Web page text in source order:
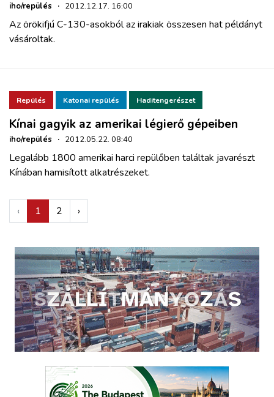
iho/repülés · 2012.12.17. 16:00
Az örökifjú C-130-asokból az irakiak összesen hat példányt
vásároltak.
Repülés Katonai repülés Haditengerészet
Kínai gagyik az amerikai légierő gépeiben
iho/repülés · 2012.05.22. 08:40
Legalább 1800 amerikai harci repülőben találtak javarészt
Kínában hamisított alkatrészeket.
‹ 1 2 ›